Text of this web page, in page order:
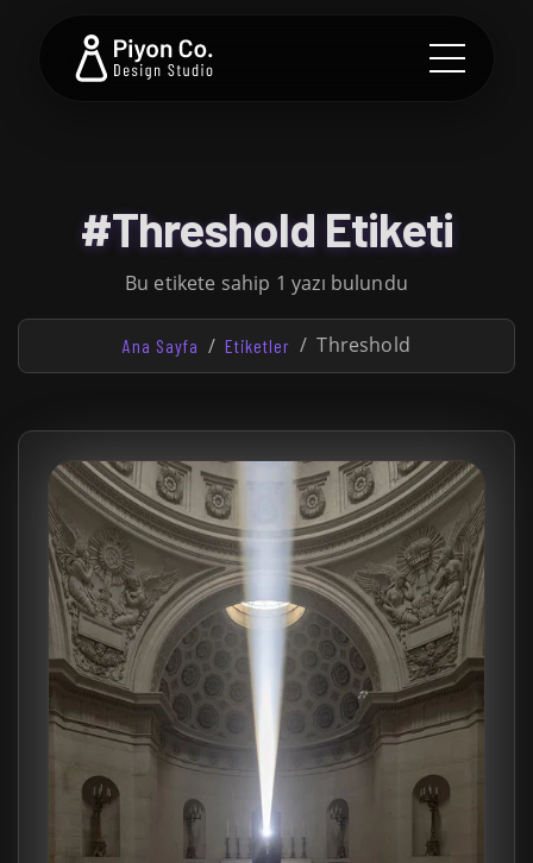
#Threshold Etiketi
Bu etikete sahip 1 yazı bulundu
Ana Sayfa Etiketler Threshold